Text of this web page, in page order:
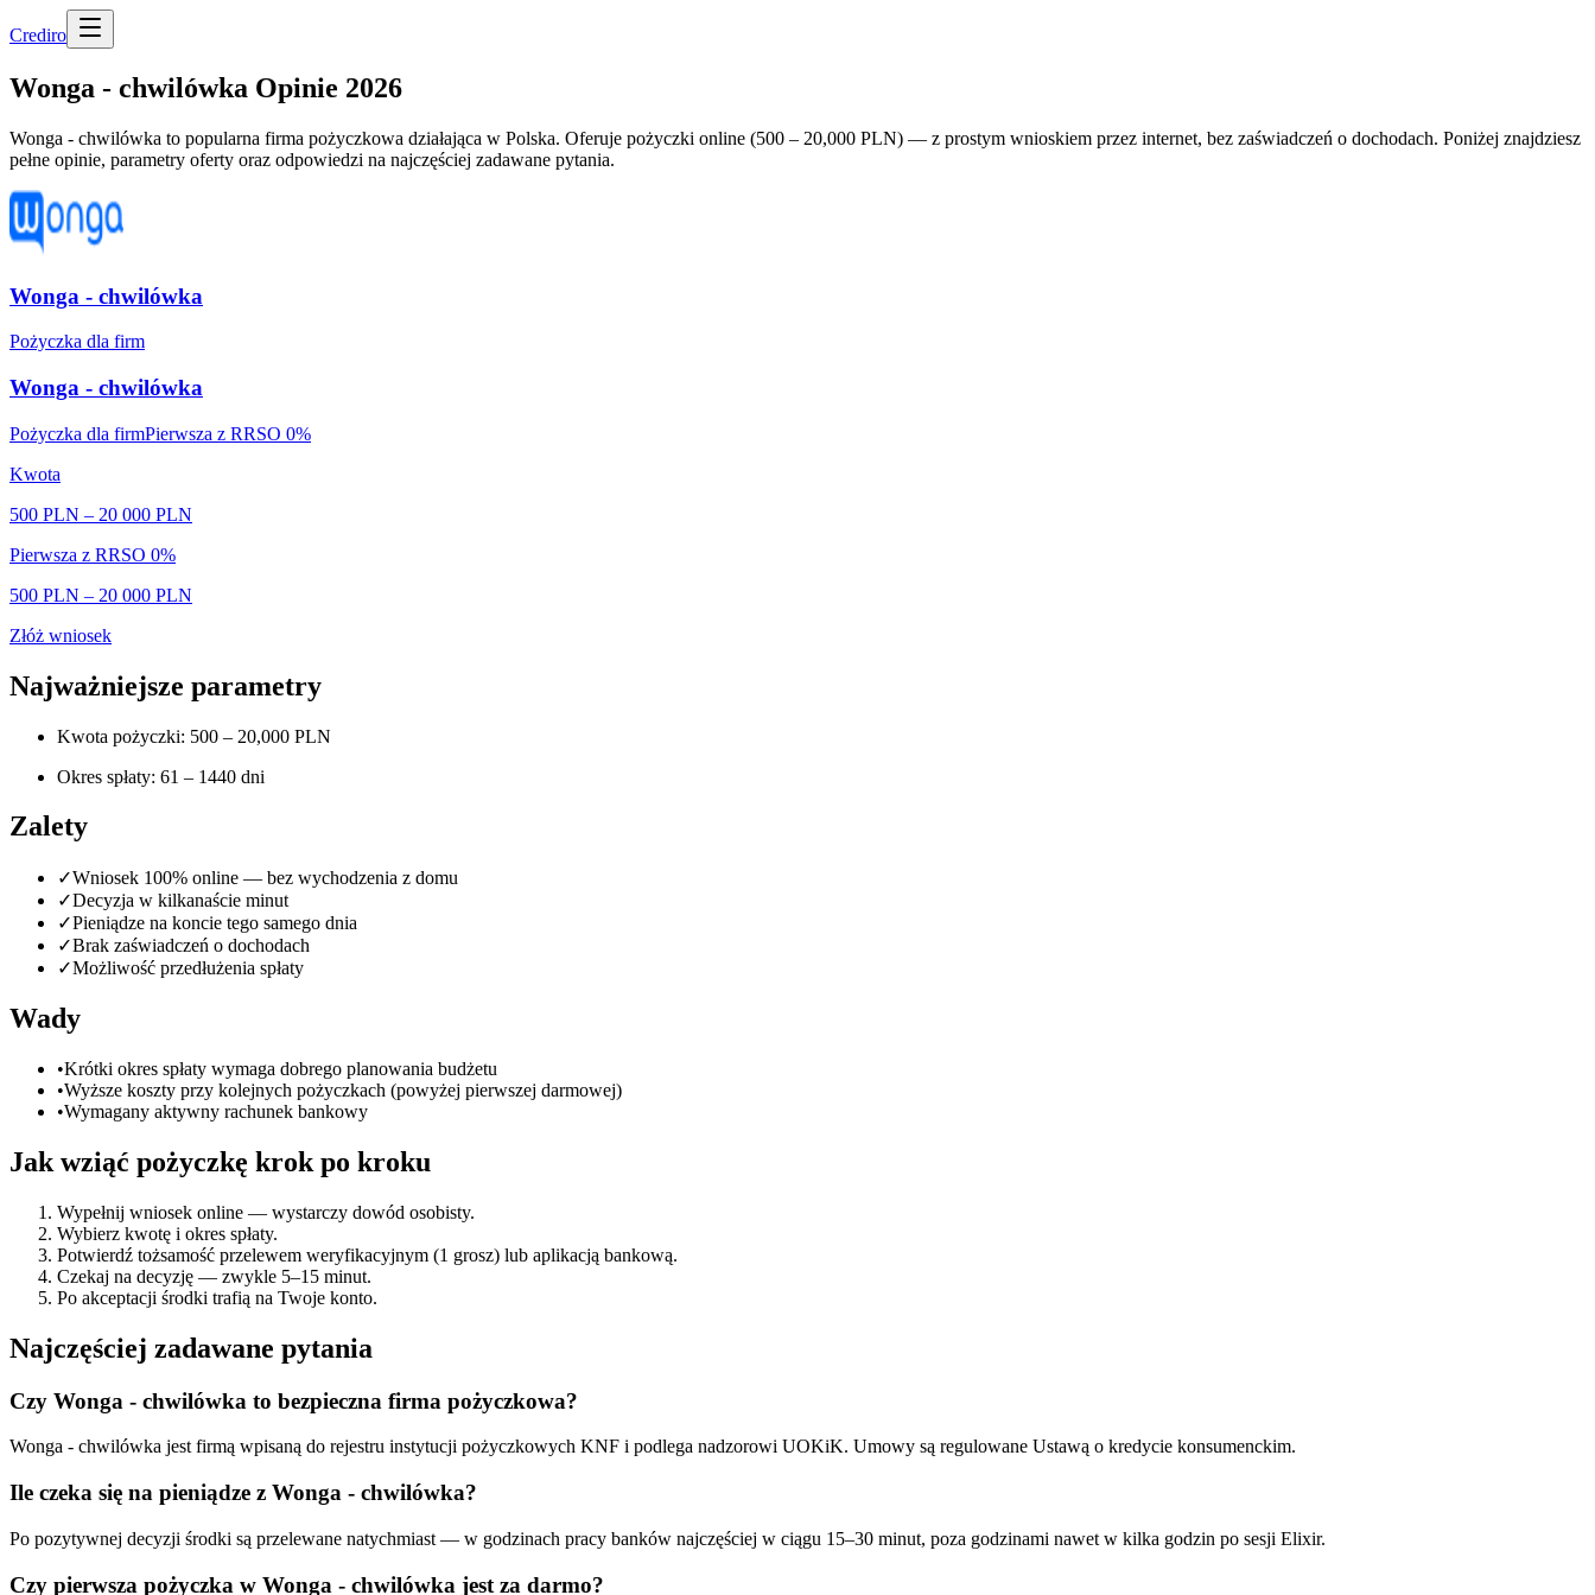
Crediro
Wonga - chwilówka Opinie 2026
Wonga - chwilówka to popularna firma pożyczkowa działająca w Polska. Oferuje pożyczki online (500 – 20,000 PLN) — z prostym wnioskiem przez internet, bez zaświadczeń o dochodach. Poniżej znajdziesz
pełne opinie, parametry oferty oraz odpowiedzi na najczęściej zadawane pytania.
Wonga - chwilówka
Pożyczka dla firm
Wonga - chwilówka
Pożyczka dla firmPierwsza z RRSO 0%
Kwota
500 PLN – 20 000 PLN
Pierwsza z RRSO 0%
500 PLN – 20 000 PLN
Złóż wniosek
Najważniejsze parametry
Kwota pożyczki: 500 – 20,000 PLN
Okres spłaty: 61 – 1440 dni
Zalety
✓Wniosek 100% online — bez wychodzenia z domu
✓Decyzja w kilkanaście minut
✓Pieniądze na koncie tego samego dnia
✓Brak zaświadczeń o dochodach
✓Możliwość przedłużenia spłaty
Wady
•Krótki okres spłaty wymaga dobrego planowania budżetu
•Wyższe koszty przy kolejnych pożyczkach (powyżej pierwszej darmowej)
•Wymagany aktywny rachunek bankowy
Jak wziąć pożyczkę krok po kroku
Wypełnij wniosek online — wystarczy dowód osobisty.
Wybierz kwotę i okres spłaty.
Potwierdź tożsamość przelewem weryfikacyjnym (1 grosz) lub aplikacją bankową.
Czekaj na decyzję — zwykle 5–15 minut.
Po akceptacji środki trafią na Twoje konto.
Najczęściej zadawane pytania
Czy Wonga - chwilówka to bezpieczna firma pożyczkowa?
Wonga - chwilówka jest firmą wpisaną do rejestru instytucji pożyczkowych KNF i podlega nadzorowi UOKiK. Umowy są regulowane Ustawą o kredycie konsumenckim.
Ile czeka się na pieniądze z Wonga - chwilówka?
Po pozytywnej decyzji środki są przelewane natychmiast — w godzinach pracy banków najczęściej w ciągu 15–30 minut, poza godzinami nawet w kilka godzin po sesji Elixir.
Czy pierwsza pożyczka w Wonga - chwilówka jest za darmo?